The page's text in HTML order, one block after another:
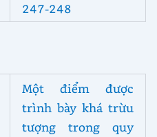
247-248
Một điểm được
trình bày khá trừu
tượng trong quy